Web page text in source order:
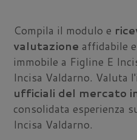
Compila il modulo e
valutazione affidabile
immobile a Figline E
Incisa Valdarno. Valuta
ufficiali del mercato
consolidata esperienza
Incisa Valdarno.